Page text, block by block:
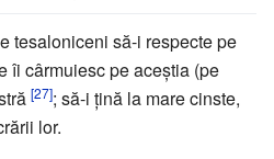
tesaloniceni să-i respecte pe
îi cârmuiesc pe aceştia (pe
[27]; să-i ţină la mare cinste,
lor.